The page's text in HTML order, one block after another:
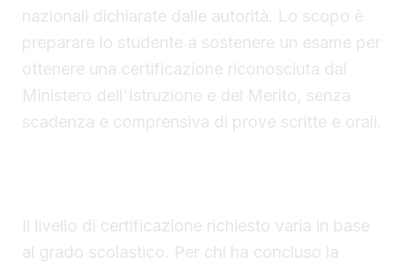
nazionali dichiarate dalle autorità. Lo scopo è
preparare lo studente a sostenere un esame per
ottenere una certificazione riconosciuta dal
Ministero dell'Istruzione e del Merito, senza
scadenza e comprensiva di prove scritte e orali.
Il livello di certificazione richiesto varia in base
al grado scolastico. Per chi ha concluso la